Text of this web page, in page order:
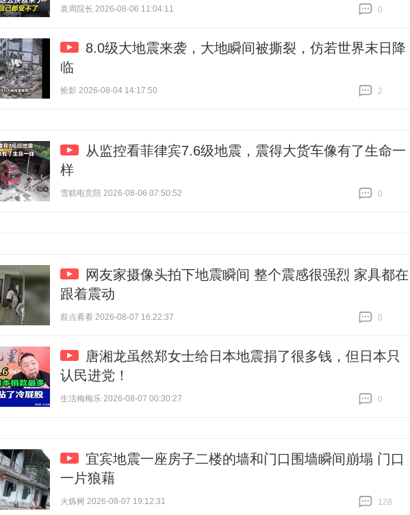
袁周院长 2026-08-06 11:04:11
0
8.0级大地震来袭，大地瞬间被撕裂，仿若世界末日降
临
捡影 2026-08-04 14:17:50
2
从监控看菲律宾7.6级地震，震得大货车像有了生命一
样
雪糕电竞陪 2026-08-06 07:50:52
0
网友家摄像头拍下地震瞬间 整个震感很强烈 家具都在
跟着震动
薪点看看 2026-08-07 16:22:37
0
唐湘龙虽然郑女士给日本地震捐了很多钱，但日本只
认民进党！
生活梅梅乐 2026-08-07 00:30:27
0
宜宾地震一座房子二楼的墙和门口围墙瞬间崩塌 门口
一片狼藉
火炼树 2026-08-07 19:12:31
128